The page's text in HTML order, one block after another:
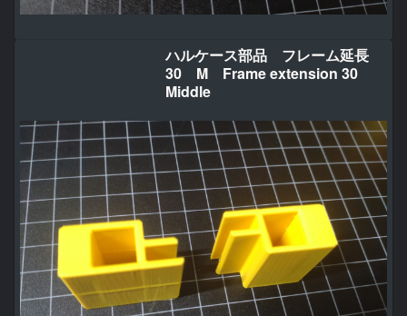
ハルケース部品 フレーム延長
30 M Frame extension 30
Middle